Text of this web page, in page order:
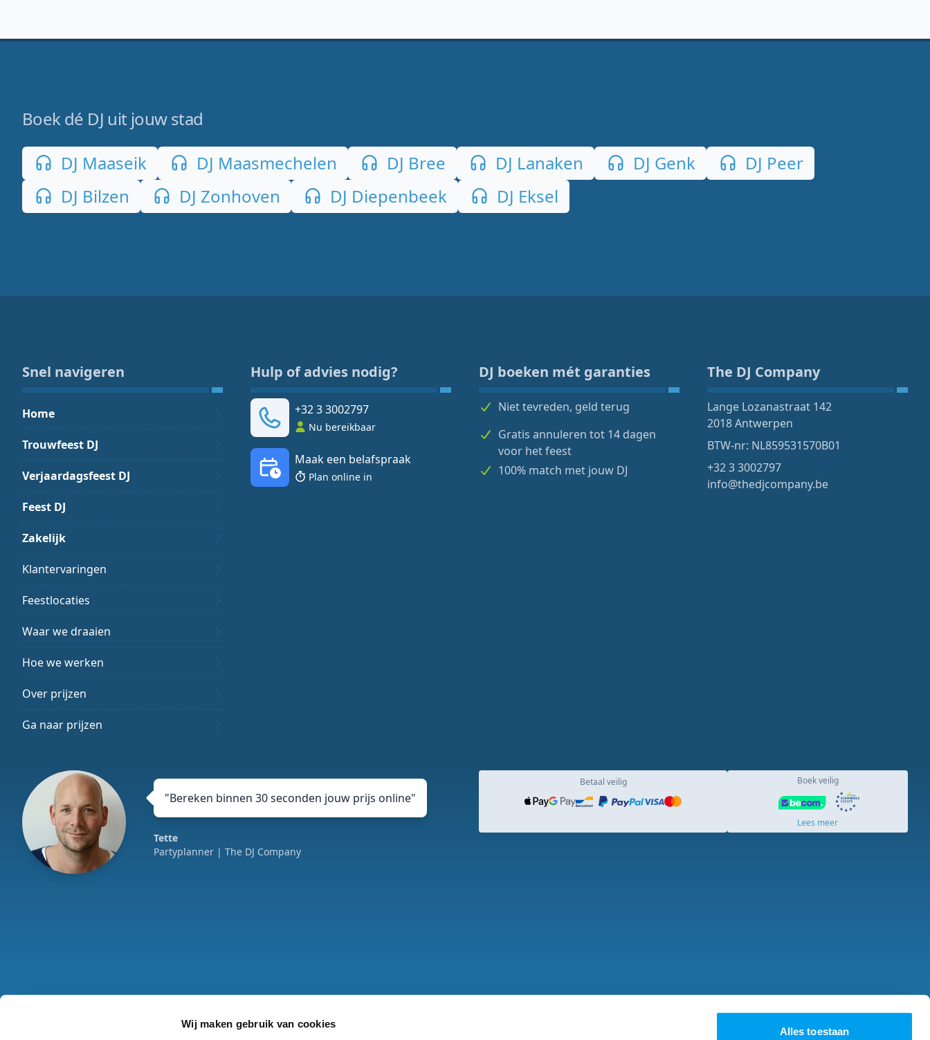
Wij maken gebruik van cookies
Alles toestaan
Boek dé DJ uit jouw stad
DJ Maaseik
DJ Maasmechelen DJ Bree DJ Lanaken DJ Genk
DJ Peer
DJ Bilzen
DJ Zonhoven DJ Diepenbeek DJ Eksel
Snel navigeren
Home
Trouwfeest DJ
Verjaardagsfeest DJ
Feest DJ
Zakelijk
Klantervaringen
Feestlocaties
Waar we draaien
Hoe we werken
Over prijzen
Ga naar prijzen
Hulp of advies nodig?
+32 3 3002797
Nu bereikbaar
Maak een belafspraak
Plan online in
DJ boeken mét garanties
Niet tevreden, geld terug
Gratis annuleren tot 14 dagen
voor het feest
100% match met jouw DJ
"Bereken binnen 30 seconden jouw prijs online"
Tette
Partyplanner | The DJ Company
The DJ Company
Lange Lozanastraat 142
2018 Antwerpen
BTW-nr: NL859531570B01
+32 3 3002797
info@thedjcompany.be
Betaal veilig Boek veilig
Lees meer
Algemene voorwaarden